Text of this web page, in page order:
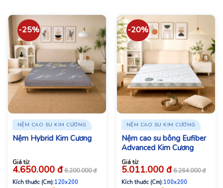
-25%
NỆM CAO SU KIM CƯƠNG
Nệm Hybrid Kim Cương
Giá từ:
4.650.000 đ 6.200.000đ
Kích thước (Cm):120x200
-20%
NỆM CAO SU KIM CƯƠNG
Nệm cao su bông Eufiber
Advanced Kim Cương
Giá từ:
5.011.000 đ 6.264.000đ
Kích thước (Cm):100x200